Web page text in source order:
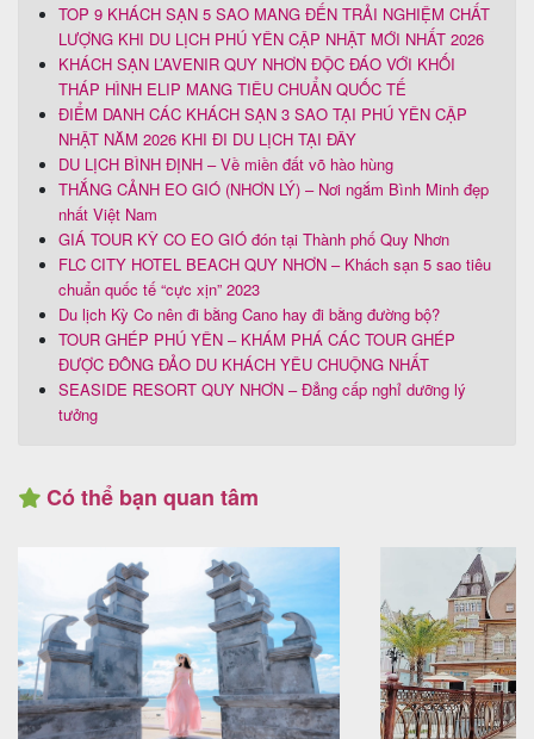
TOP 9 KHÁCH SẠN 5 SAO MANG ĐẾN TRẢI NGHIỆM CHẤT
LƯỢNG KHI DU LỊCH PHÚ YÊN CẬP NHẬT MỚI NHẤT 2026
KHÁCH SẠN L’AVENIR QUY NHƠN ĐỘC ĐÁO VỚI KHỐI
THÁP HÌNH ELIP MANG TIÊU CHUẨN QUỐC TẾ
ĐIỂM DANH CÁC KHÁCH SẠN 3 SAO TẠI PHÚ YÊN CẬP
NHẬT NĂM 2026 KHI ĐI DU LỊCH TẠI ĐÂY
DU LỊCH BÌNH ĐỊNH – Về miền đất võ hào hùng
THẮNG CẢNH EO GIÓ (NHƠN LÝ) – Nơi ngắm Bình Minh đẹp
nhất Việt Nam
GIÁ TOUR KỲ CO EO GIÓ đón tại Thành phố Quy Nhơn
FLC CITY HOTEL BEACH QUY NHƠN – Khách sạn 5 sao tiêu
chuẩn quốc tế “cực xịn” 2023
Du lịch Kỳ Co nên đi bằng Cano hay đi bằng đường bộ?
TOUR GHÉP PHÚ YÊN – KHÁM PHÁ CÁC TOUR GHÉP
ĐƯỢC ĐÔNG ĐẢO DU KHÁCH YÊU CHUỘNG NHẤT
SEASIDE RESORT QUY NHƠN – Đẳng cấp nghỉ dưỡng lý
tưởng
Có thể bạn quan tâm